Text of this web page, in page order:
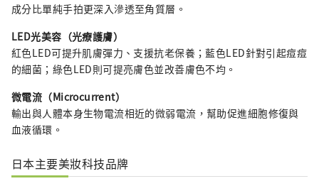
成分比單純手拍更深入滲透至角質層。
LED光美容（光療護膚）
紅色LED可提升肌膚彈力、支援抗老保養；藍色LED針對引起痘痘
的細菌；綠色LED則可提亮膚色並改善膚色不均。
微電流（Microcurrent）
輸出與人體本身生物電流相近的微弱電流，幫助促進細胞修復與
血液循環。
日本主要美妝科技品牌